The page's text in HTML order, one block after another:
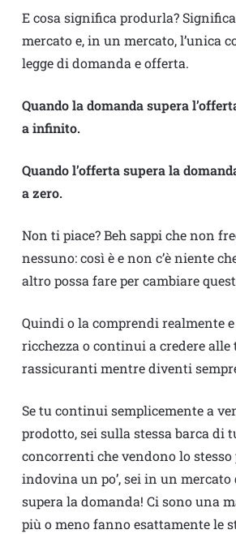
E cosa significa produrla?
mercato e, in un mercato, l’unica
legge di domanda e offerta.
Quando la domanda supera
a infinito.
Quando l’offerta supera la
a zero.
Non ti piace? Beh sappi che non
nessuno: così è e non c’è niente
altro possa fare per cambiare
Quindi o la comprendi realmente
ricchezza o continui a credere alle
rassicuranti mentre diventi
Se tu continui semplicemente a
prodotto, sei sulla stessa barca di
concorrenti che vendono lo stesso
indovina un po’, sei in un mercato
supera la domanda! Ci sono una
più o meno fanno esattamente le